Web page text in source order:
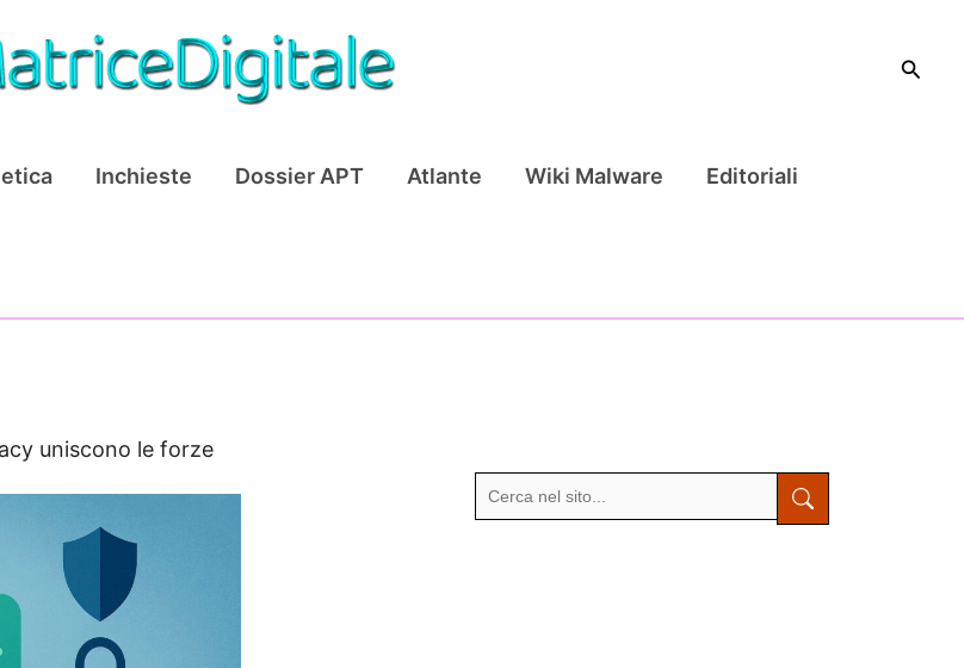
Cerca
Inchieste Dossier APT Atlante Wiki Malware Editoriali
uniscono le forze